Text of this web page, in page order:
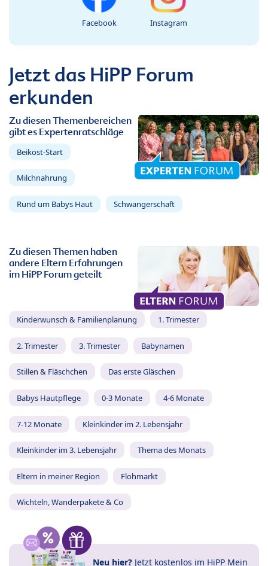
Facebook Instagram
Jetzt das HiPP Forum
erkunden
Zu diesen Themenbereichen
gibt es Expertenratschläge
Beikost-Start
Milchnahrung
Rund um Babys Haut Schwangerschaft
Zu diesen Themen haben
andere Eltern Erfahrungen
im HiPP Forum geteilt
Kinderwunsch & Familienplanung 1. Trimester
2. Trimester 3. Trimester Babynamen
Stillen & Fläschchen Das erste Gläschen
Babys Hautpflege 0-3 Monate 4-6 Monate
7-12 Monate Kleinkinder im 2. Lebensjahr
Kleinkinder im 3. Lebensjahr Thema des Monats
Eltern in meiner Region Flohmarkt
Wichteln, Wanderpakete & Co
Neu hier? Jetzt kostenlos im HiPP Mein